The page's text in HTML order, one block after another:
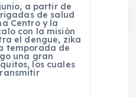
a partir de
de salud
Centro y la
con la misión
el dengue, zika
temporada de
una gran
los cuales